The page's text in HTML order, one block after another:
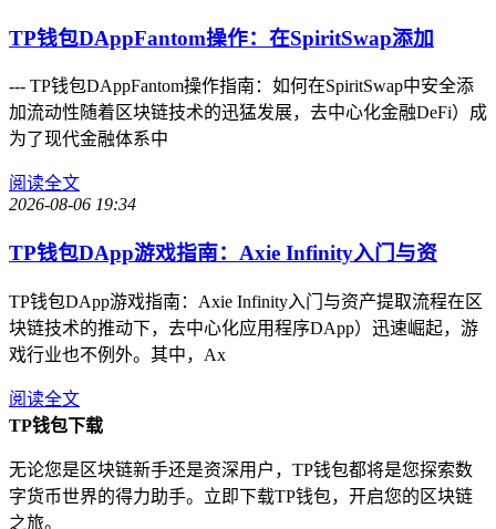
TP钱包DAppFantom操作：在SpiritSwap添加
--- TP钱包DAppFantom操作指南：如何在SpiritSwap中安全添
加流动性随着区块链技术的迅猛发展，去中心化金融DeFi）成
为了现代金融体系中
阅读全文
2026-08-06 19:34
TP钱包DApp游戏指南：Axie Infinity入门与资
TP钱包DApp游戏指南：Axie Infinity入门与资产提取流程在区
块链技术的推动下，去中心化应用程序DApp）迅速崛起，游
戏行业也不例外。其中，Ax
阅读全文
TP钱包下载
无论您是区块链新手还是资深用户，TP钱包都将是您探索数
字货币世界的得力助手。立即下载TP钱包，开启您的区块链
之旅。